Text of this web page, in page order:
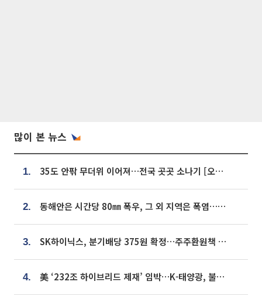
많이 본 뉴스
1. 35도 안팎 무더위 이어져…전국 곳곳 소나기 [오늘 날씨]
2. 동해안은 시간당 80㎜ 폭우, 그 외 지역은 폭염…‘극과 극 날씨’
3. SK하이닉스, 분기배당 375원 확정…주주환원책 9월로 앞당겨 발표
4. 美 ‘232조 하이브리드 제재’ 임박…K-태양광, 불확실성 털고 날개 다나